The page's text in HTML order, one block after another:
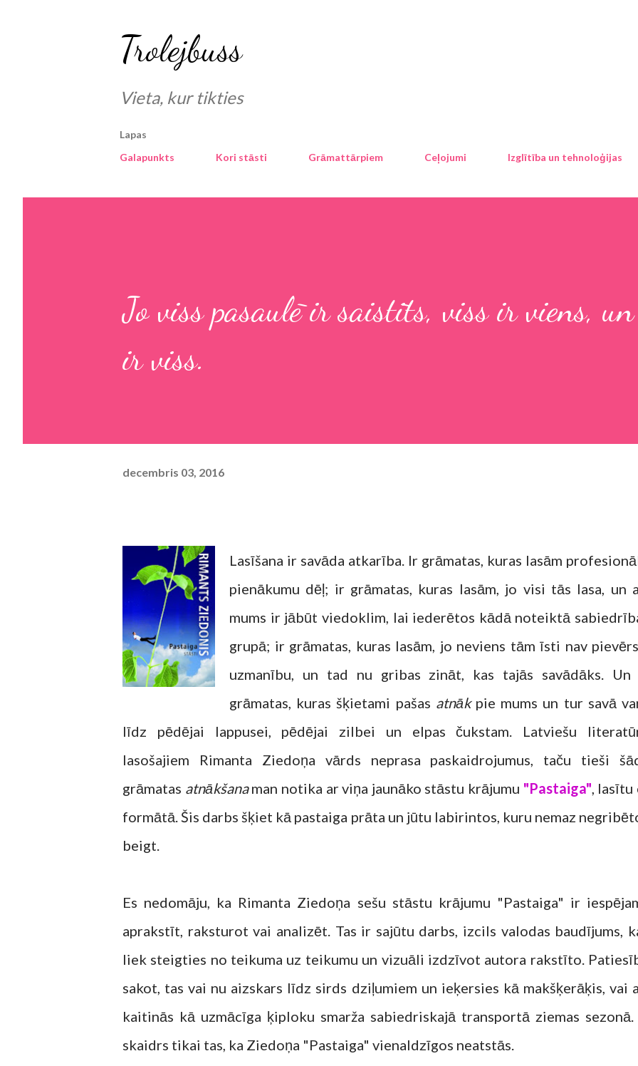
Trolejbuss
Vieta, kur tikties
Lapas
Galapunkts
Kori stāsti Grāmattārpiem Ceļojumi Izglītība un tehnoloģijas
Jo viss pasaulē ir saistīts, viss ir viens,
ir viss.
decembris 03, 2016
Lasīšana ir savāda atkarība. Ir grāmatas, kuras lasām
pienākumu dēļ; ir grāmatas, kuras lasām, jo visi tās lasa, un
mums ir jābūt viedoklim, lai iederētos kādā noteiktā
grupā; ir grāmatas, kuras lasām, jo neviens tām īsti nav
uzmanību, un tad nu gribas zināt, kas tajās savādāks.
grāmatas, kuras šķietami pašas atnāk pie mums un tur savā
līdz pēdējai lappusei, pēdējai zilbei un elpas čukstam. Latviešu
lasošajiem Rimanta Ziedoņa vārds neprasa paskaidrojumus, taču tieši
grāmatas atnākšanaman notika ar viņa jaunāko stāstu krājumu "Pastaiga", lasītu
formātā. Šis darbs šķiet kā pastaiga prāta un jūtu labirintos, kuru nemaz
beigt.
Es nedomāju, ka Rimanta Ziedoņa sešu stāstu krājumu "Pastaiga" ir
aprakstīt, raksturot vai analizēt. Tas ir sajūtu darbs, izcils valodas baudījums,
liek steigties no teikuma uz teikumu un vizuāli izdzīvot autora rakstīto.
sakot, tas vai nu aizskars līdz sirds dziļumiem un ieķersies kā makšķerāķis, vai
kaitinās kā uzmācīga ķiploku smarža sabiedriskajā transportā ziemas
skaidrs tikai tas, ka Ziedoņa "Pastaiga" vienaldzīgos neatstās.